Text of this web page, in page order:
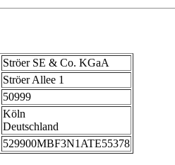
Ströer SE & Co. KGaA
Ströer Allee 1
50999
Köln
Deutschland
529900MBF3N1ATE55378